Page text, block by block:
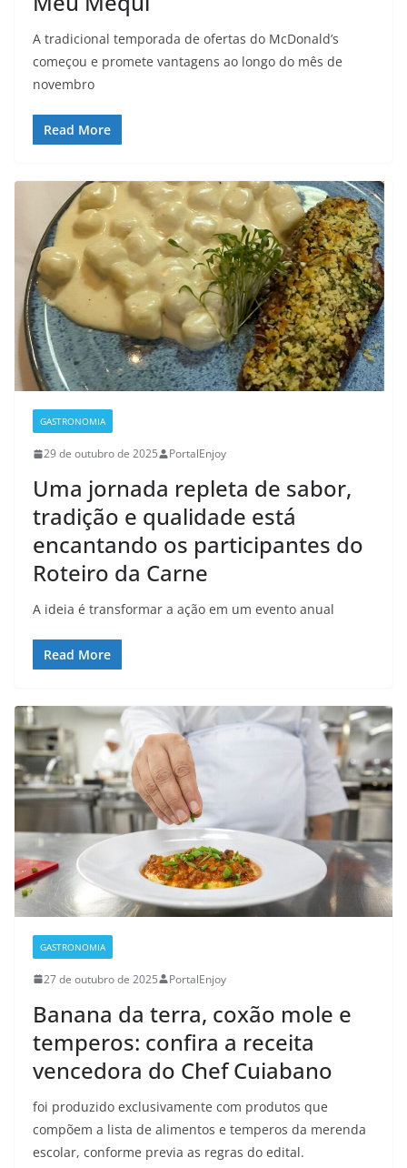
A tradicional temporada de ofertas do McDonald’s
começou e promete vantagens ao longo do mês de
novembro
Read More
GASTRONOMIA
29 de outubro de 2025 PortalEnjoy
Uma jornada repleta de sabor,
tradição e qualidade está
encantando os participantes do
Roteiro da Carne
A ideia é transformar a ação em um evento anual
Read More
GASTRONOMIA
27 de outubro de 2025 PortalEnjoy
Banana da terra, coxão mole e
temperos: confira a receita
vencedora do Chef Cuiabano
foi produzido exclusivamente com produtos que
compõem a lista de alimentos e temperos da merenda
escolar, conforme previa as regras do edital.